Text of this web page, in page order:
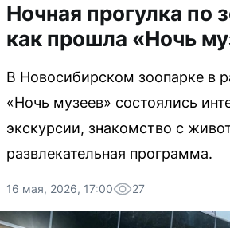
Ночная прогулка по
как прошла «Ночь
В Новосибирском зоопарке в
«Ночь музеев» состоялись
экскурсии, знакомство с
развлекательная программа.
16 мая, 2026, 17:00 27